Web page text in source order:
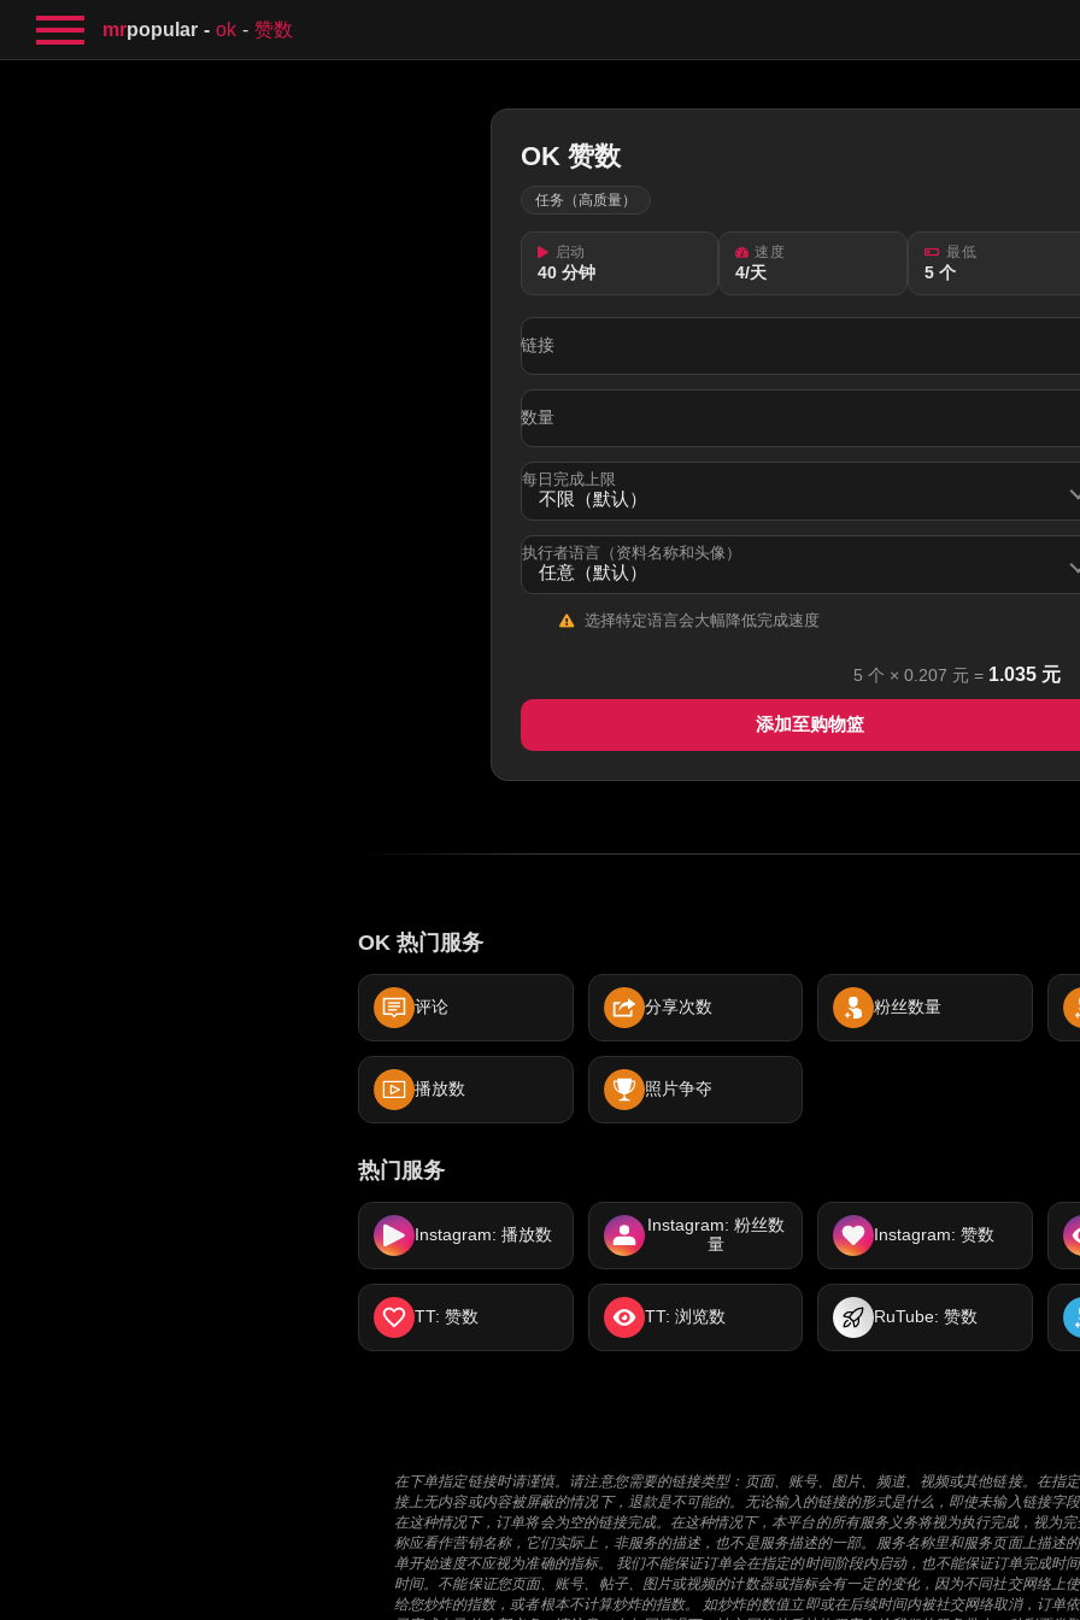
mrpopular ok 赞数
OK 赞数
任务（高质量）
启动
40 分钟
速度
4/天
最低
5 个
链接
数量
每日完成上限
执行者语言（资料名称和头像）
选择特定语言会大幅降低完成速度
5 个 × 0.207 元 = 1.035 元
添加至购物篮
OK 热门服务
评论 分享次数 粉丝数量
播放数 照片争夺
热门服务
Instagram: 播放数
Instagram: 粉丝数
量
Instagram: 赞数
TT: 赞数 TT: 浏览数 RuTube: 赞数
在下单指定链接时请谨慎。请注意您需要的链接类型：页面、账号、图片、频道、视频或其他链接。在指
接上无内容或内容被屏蔽的情况下，退款是不可能的。无论输入的链接的形式是什么，即使未输入链接字
在这种情况下，订单将会为空的链接完成。在这种情况下，本平台的所有服务义务将视为执行完成，视为
称应看作营销名称，它们实际上，非服务的描述，也不是服务描述的一部。服务名称里和服务页面上描述
单开始速度不应视为准确的指标。 我们不能保证订单会在指定的时间阶段内启动，也不能保证订单完成时
时间。不能保证您页面、账号、帖子、图片或视频的计数器或指标会有一定的变化，因为不同社交网络上
给您炒炸的指数，或者根本不计算炒炸的指数。 如炒炸的数值立即或在后续时间内被社交网络取消，订单